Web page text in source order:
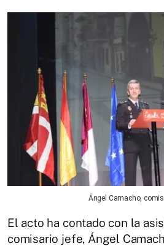
Ángel Camacho,
El acto ha contado con la
comisario jefe, Ángel